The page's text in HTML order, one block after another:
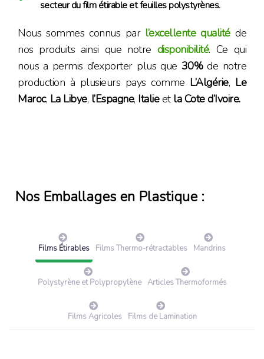
secteur du film étirable et feuilles polystyrènes.
Nous sommes connus par l’excellente qualitéde
nos produits ainsi que notre disponibilité. Ce qui
nous a permis d’exporter plus que 30%de notre
production à plusieurs pays comme L’Algérie, Le
Maroc, La Libye, l’Espagne, Italieetla Cote d’Ivoire.
Nos Emballages en Plastique :
Films Étirables Films Thermo-rétractables Mandrins
Polystyrène et Polypropylène Articles Thermoformés
Films Agricoles Films de Lamination